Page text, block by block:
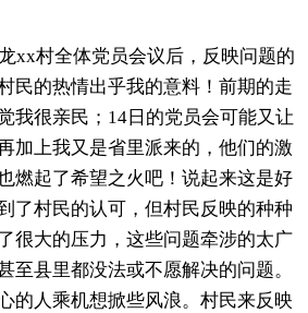
村全体党员会议后，反映问题的
民的热情出乎我的意料！前期的走
我很亲民；14日的党员会可能又让
加上我又是省里派来的，他们的激
燃起了希望之火吧！说起来这是好
了村民的认可，但村民反映的种种
很大的压力，这些问题牵涉的太广
至县里都没法或不愿解决的问题。
的人乘机想掀些风浪。村民来反映